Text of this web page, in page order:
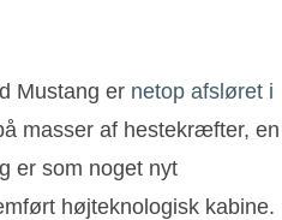
Mustang er netop afsløret i
masser af hestekræfter, en
er som noget nyt
højteknologisk kabine.